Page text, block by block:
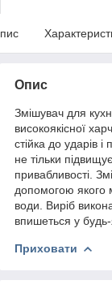
Опис
Змішувач для
високоякісної
стійка до ударів
не тільки
привабливості.
допомогою якого
води. Виріб
впишеться у будь-
Приховати